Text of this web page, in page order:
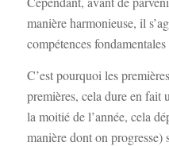
manière harmonieuse, il
compétences
C’est pourquoi les
premières, cela dure en fait
la moitié de l’année, cela
manière dont on progresse)